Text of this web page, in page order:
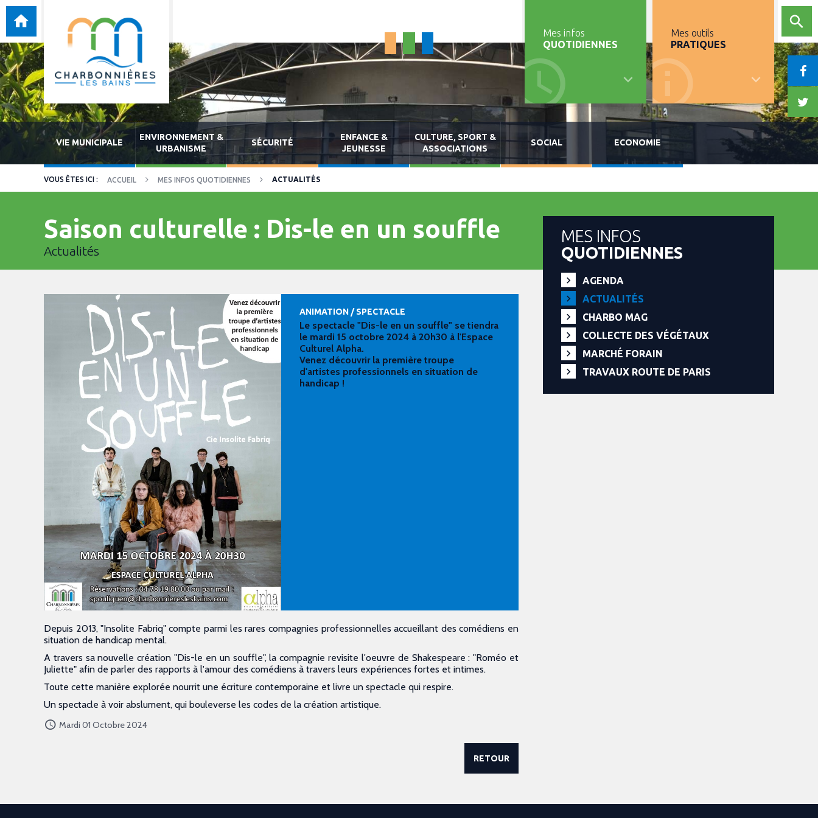
Mes infos
QUOTIDIENNES
Mes outils
PRATIQUES
VIE MUNICIPALE
ENVIRONNEMENT &
URBANISME
SÉCURITÉ
ENFANCE &
JEUNESSE
CULTURE, SPORT &
ASSOCIATIONS
SOCIAL ECONOMIE
ACCUEIL MES INFOS QUOTIDIENNES ACTUALITÉS
Saison culturelle : Dis-le en un souffle
Actualités
ANIMATION / SPECTACLE
Le spectacle "Dis-le en un souffle" se tiendra
le mardi 15 octobre 2024 à 20h30 à l'Espace
Culturel Alpha.
Venez découvrir la première troupe
d'artistes professionnels en situation de
handicap !
Depuis 2013, "Insolite Fabriq" compte parmi les rares compagnies professionnelles accueillant des comédiens en
situation de handicap mental.
A travers sa nouvelle création "Dis-le en un souffle", la compagnie revisite l'oeuvre de Shakespeare : "Roméo et
Juliette" afin de parler des rapports à l'amour des comédiens à travers leurs expériences fortes et intimes.
Toute cette manière explorée nourrit une écriture contemporaine et livre un spectacle qui respire.
Un spectacle à voir abslument, qui bouleverse les codes de la création artistique.
Mardi 01 Octobre 2024
RETOUR
MES INFOS
QUOTIDIENNES
AGENDA
ACTUALITÉS
CHARBO MAG
COLLECTE DES VÉGÉTAUX
MARCHÉ FORAIN
TRAVAUX ROUTE DE PARIS